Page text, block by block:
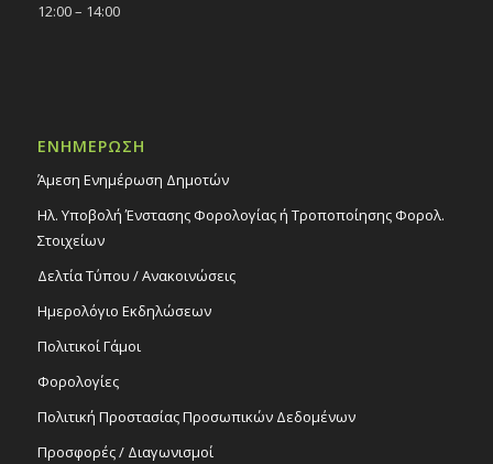
12:00 – 14:00
ΕΝΗΜΕΡΩΣΗ
Άμεση Ενημέρωση Δημοτών
Ηλ. Υποβολή Ένστασης Φορολογίας ή Τροποποίησης Φορολ.
Στοιχείων
Δελτία Τύπου / Ανακοινώσεις
Ημερολόγιο Εκδηλώσεων
Πολιτικοί Γάμοι
Φορολογίες
Πολιτική Προστασίας Προσωπικών Δεδομένων
Προσφορές / Διαγωνισμοί